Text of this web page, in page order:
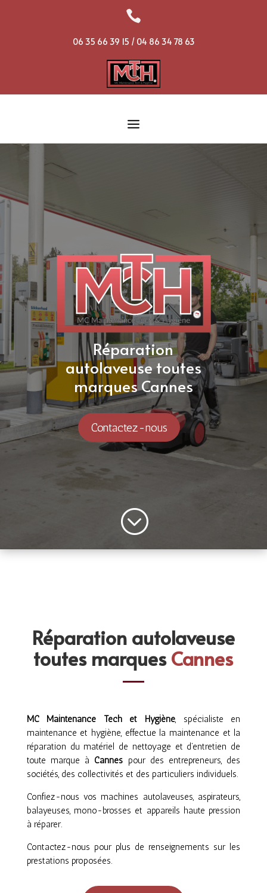

06 35 66 39 15 / 04 86 34 78 63
Réparation
autolaveuse toutes
marques Cannes
Contactez-nous
;
Réparation autolaveuse
toutes marquesCannes
MC Maintenance Tech et Hygiène, spécialiste en
maintenance et hygiène, effectue la maintenance et la
réparation du matériel de nettoyage et d’entretien de
toute marque à Cannes pour des entrepreneurs, des
sociétés, des collectivités et des particuliers individuels.
Confiez-nous vos machines autolaveuses, aspirateurs,
balayeuses, mono-brosses et appareils haute pression
à réparer.
Contactez-nous pour plus de renseignements sur les
prestations proposées.